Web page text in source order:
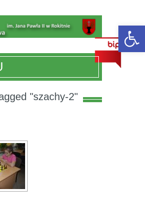
"szachy-2"